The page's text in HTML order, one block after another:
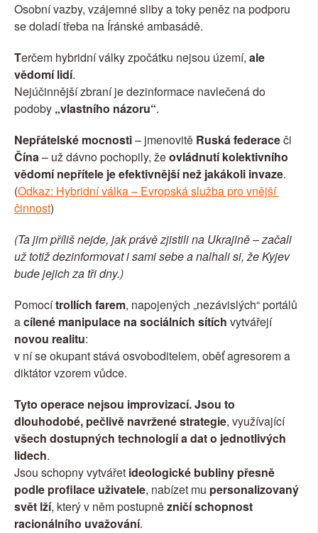
Osobní vazby, vzájemné sliby a toky peněz na podporu
se doladí třeba na Íránské ambasádě.
Terčem hybridní války zpočátku nejsou území, ale
vědomí lidí.
Nejúčinnější zbraní je dezinformace navlečená do
podoby „vlastního názoru“.
Nepřátelské mocnosti – jmenovitě Ruská federace
Čína – už dávno pochopily, že ovládnutí kolektivního
vědomí nepřítele je efektivnější než jakákoli invaze.
(Odkaz: Hybridní válka – Evropská služba pro vnější
činnost)
(Ta jim příliš nejde, jak právě zjistili na Ukrajině – začali
už totiž dezinformovat i sami sebe a nalhali si, že Kyjev
bude jejich za tři dny.)
Pomocí trollích farem, napojených „nezávislých“ portálů
a cílené manipulace na sociálních sítích
vytvářejí
novou realitu:
v ní se okupant stává osvoboditelem, oběť agresorem a
diktátor vzorem vůdce.
Tyto operace nejsou improvizací. Jsou to
dlouhodobé, pečlivě navržené strategie
, využívající
všech dostupných technologií a dat o jednotlivých
lidech.
Jsou schopny vytvářet ideologické bubliny přesně
podle profilace uživatele, nabízet mu personalizovaný
svět lží, který v něm postupně zničí schopnost
racionálního uvažování.